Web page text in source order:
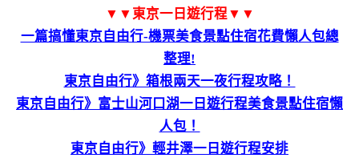
▼▼東京一日遊行程▼▼
一篇搞懂東京自由行-機票美食景點住宿花費懶人包總
整理!
東京自由行》箱根兩天一夜行程攻略！
東京自由行》富士山河口湖一日遊行程美食景點住宿懶
人包！
東京自由行》輕井澤一日遊行程安排